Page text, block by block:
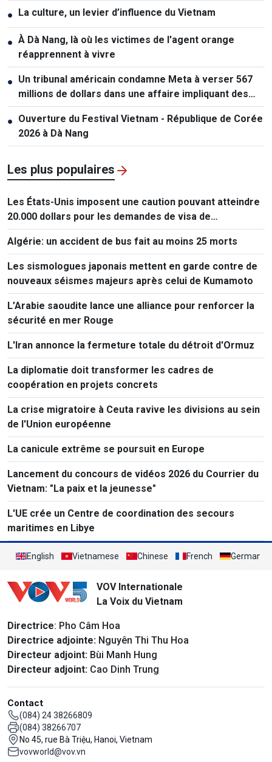
● La culture, un levier d’influence du Vietnam
● À Dà Nang, là où les victimes de l'agent orange
réapprennent à vivre
● Un tribunal américain condamne Meta à verser 567
millions de dollars dans une affaire impliquant des
mineurs
● Ouverture du Festival Vietnam - République de Corée
2026 à Dà Nang
Les plus populaires
Les États-Unis imposent une caution pouvant atteindre
20.000 dollars pour les demandes de visa de
ressortissants de 50 pays
Algérie: un accident de bus fait au moins 25 morts
Les sismologues japonais mettent en garde contre de
nouveaux séismes majeurs après celui de Kumamoto
L’Arabie saoudite lance une alliance pour renforcer la
sécurité en mer Rouge
L'Iran annonce la fermeture totale du détroit d'Ormuz
La diplomatie doit transformer les cadres de
coopération en projets concrets
La crise migratoire à Ceuta ravive les divisions au sein
de l'Union européenne
La canicule extrême se poursuit en Europe
Lancement du concours de vidéos 2026 du Courrier du
Vietnam: "La paix et la jeunesse"
L'UE crée un Centre de coordination des secours
maritimes en Libye
English Vietnamese Chinese French German
VOV Internationale
La Voix du Vietnam
Directrice: Pho Câm Hoa
Directrice adjointe: Nguyên Thi Thu Hoa
Directeur adjoint: Bùi Manh Hung
Directeur adjoint: Cao Dinh Trung
Contact
(084) 24 38266809
(084) 38266707
No 45, rue Bà Triệu, Hanoi, Vietnam
vovworld@vov.vn